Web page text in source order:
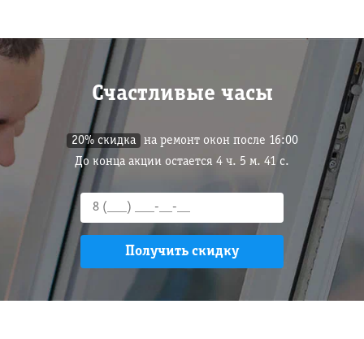
Счастливые часы
20% скидка
на ремонт окон после 16:00
До конца акции остается 4ч. 5 м. 40 с.